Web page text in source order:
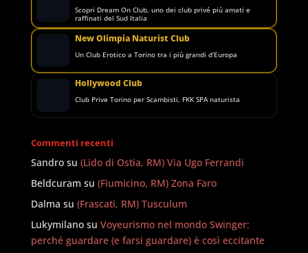
Scopri Dream On Club, uno dei club privé più amati e
raffinati del Sud Italia
New Olimpia Naturist Club
Un Club Erotico a Torino tra i più grandi d’Europa
Hollywood Club
Club Prive Torino per Scambisti, FKK SPA naturista
Commenti recenti
Sandrosu (Lido di Ostia, RM) Via Ugo Ferrandi
Beldcuram su (Fiumicino, RM) Zona Faro
Dalma su (Frascati, RM) Tusculum
Lukymilanosu Voyeurismo nel mondo Swinger:
perché guardare (e farsi guardare) è così eccitante